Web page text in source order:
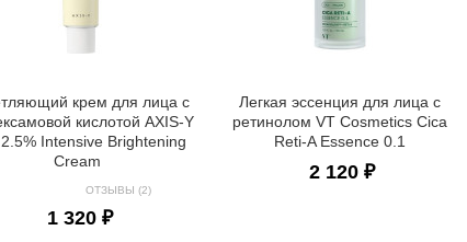
крем для лица с
кислотой AXIS-Y
Intensive Brightening
Cream
ОТЗЫВЫ (2)
1 320 ₽
Легкая эссенция для лица с
ретинолом VT Cosmetics Cica
Reti-A Essence 0.1
2 120 ₽